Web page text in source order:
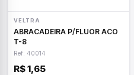
VELTRA
ABRACADEIRA P/FLUOR ACO
T-8
Ref: 40014
R$ 1,65